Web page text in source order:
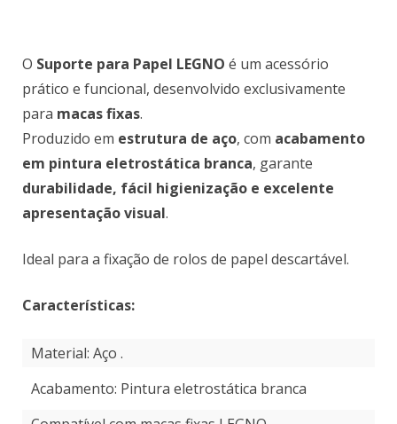
O Suporte para Papel LEGNO é um acessório
prático e funcional, desenvolvido exclusivamente
para macas fixas.
Produzido em estrutura de aço, com acabamento
em pintura eletrostática branca, garante
durabilidade, fácil higienização e excelente
apresentação visual.
Ideal para a fixação de rolos de papel descartável.
Características:
Material: Aço .
Acabamento: Pintura eletrostática branca